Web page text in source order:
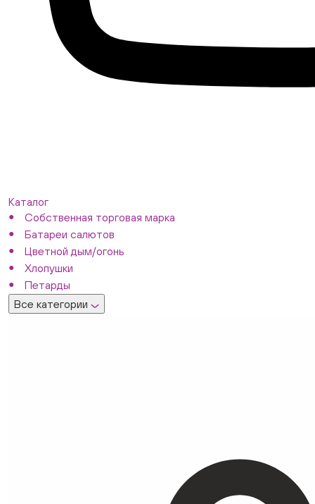
Каталог
Собственная торговая марка
Батареи салютов
Цветной дым/огонь
Хлопушки
Петарды
Все категории